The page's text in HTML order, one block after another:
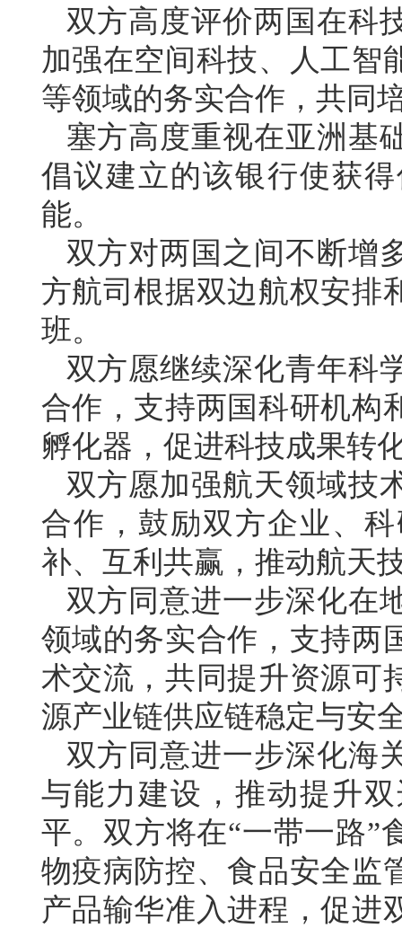
双方高度评价两国在科
加强在空间科技、人工智
等领域的务实合作，共同
塞方高度重视在亚洲基
倡议建立的该银行使获
能。
双方对两国之间不断增
方航司根据双边航权安排
班。
双方愿继续深化青年科
合作，支持两国科研机构
孵化器，促进科技成果转
双方愿加强航天领域技
合作，鼓励双方企业、
补、互利共赢，推动航天
双方同意进一步深化在
领域的务实合作，支持两
术交流，共同提升资源可
源产业链供应链稳定与安
双方同意进一步深化海
与能力建设，推动提升
平。双方将在“一带一路”
物疫病防控、食品安全监
产品输华准入进程，促进